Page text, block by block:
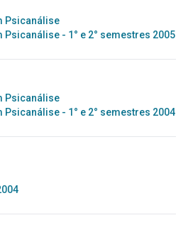
Psicanálise
- 1° e 2° semestres 2005
Psicanálise
- 1° e 2° semestres 2004